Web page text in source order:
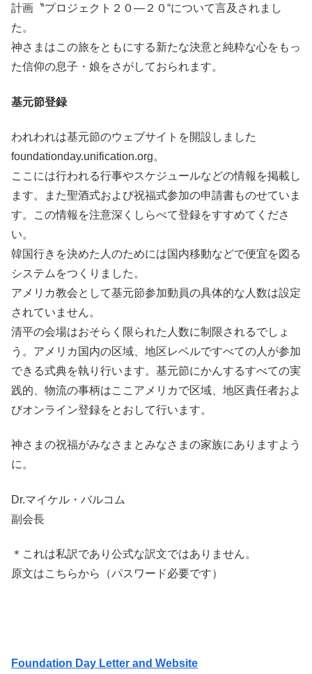
計画〝プロジェクト２０―２０“について言及されまし
た。
神さまはこの旅をともにする新たな決意と純粋な心をもっ
た信仰の息子・娘をさがしておられます。
基元節登録
われわれは基元節のウェブサイトを開設しました
foundationday.unification.org。
ここには行われる行事やスケジュールなどの情報を掲載し
ます。また聖酒式および祝福式参加の申請書ものせていま
す。この情報を注意深くしらべて登録をすすめてくださ
い。
韓国行きを決めた人のためには国内移動などで便宜を図る
システムをつくりました。
アメリカ教会として基元節参加動員の具体的な人数は設定
されていません。
清平の会場はおそらく限られた人数に制限されるでしょ
う。アメリカ国内の区域、地区レベルですべての人が参加
できる式典を執り行います。基元節にかんするすべての実
践的、物流の事柄はここアメリカで区域、地区責任者およ
びオンライン登録をとおして行います。
神さまの祝福がみなさまとみなさまの家族にありますよう
に。
Dr.マイケル・バルコム
副会長
＊これは私訳であり公式な訳文ではありません。
原文はこちらから（パスワード必要です）
Foundation Day Letter and Website